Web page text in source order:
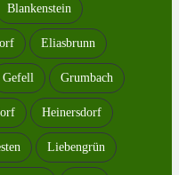
Blankenstein
Eliasbrunn
Gefell Grumbach
Heinersdorf
Liebengrün